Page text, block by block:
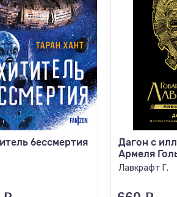
бессмертия
Дагон с
Армеля
Лавкрафт Г.